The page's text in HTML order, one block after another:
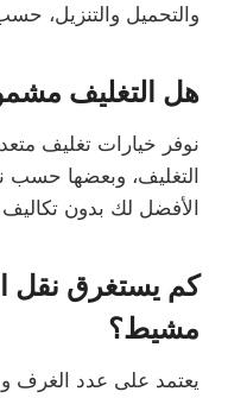
والتحميل والتنزيل،
هل التغليف
نوفر خيارات تغليف
التغليف، وبعضها حسب
الأفضل لك بدون
كم يستغرق
مشيط؟
يعتمد على عدد الغرف